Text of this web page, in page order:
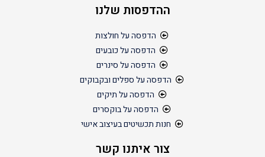
ההדפסות שלנו
הדפסה על חולצות
הדפסה על כובעים
הדפסה על סינרים
הדפסה על ספלים ובקבוקים
הדפסה על תיקים
הדפסה על בוקסרים
חנות תכשיטים בעיצוב אישי
צור איתנו קשר